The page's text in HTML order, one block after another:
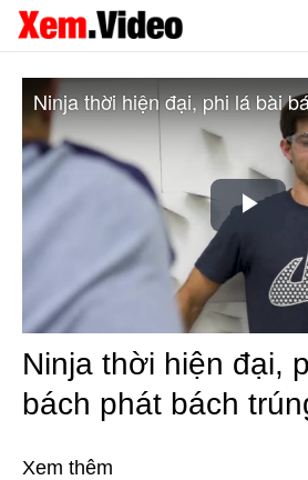
Ninja thời hiện đại,
bách phát bách
Xem thêm